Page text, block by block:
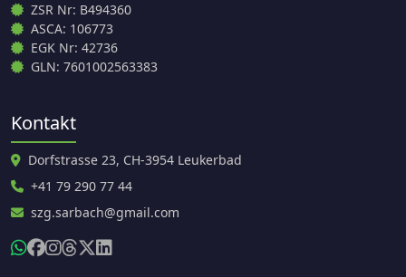
ZSR Nr: B494360
ASCA: 106773
EGK Nr: 42736
GLN: 7601002563383
Kontakt
Dorfstrasse 23, CH-3954 Leukerbad
+41 79 290 77 44
szg.sarbach@gmail.com